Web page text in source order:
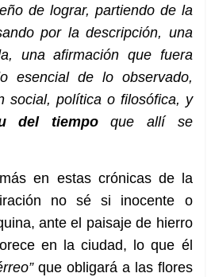
de lograr, partiendo de la
por la descripción, una
una afirmación que fuera
esencial de lo observado,
social, política o filosófica, y
del tiempoque allí se
en estas crónicas de la
no sé si inocente o
ante el paisaje de hierro
en la ciudad, lo que él
que obligará a las flores